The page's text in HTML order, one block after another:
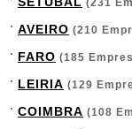
(231
AVEIRO (210
FARO (185
LEIRIA (129
COIMBRA (108